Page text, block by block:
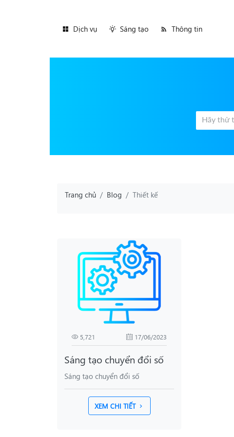
Dịch vụ Sáng tạo Thông tin
Trang chủ Blog Thiết kế
5,721 17/06/2023
Sáng tạo chuyển đổi số
Sáng tạo chuyển đổi số
XEM CHI TIẾT